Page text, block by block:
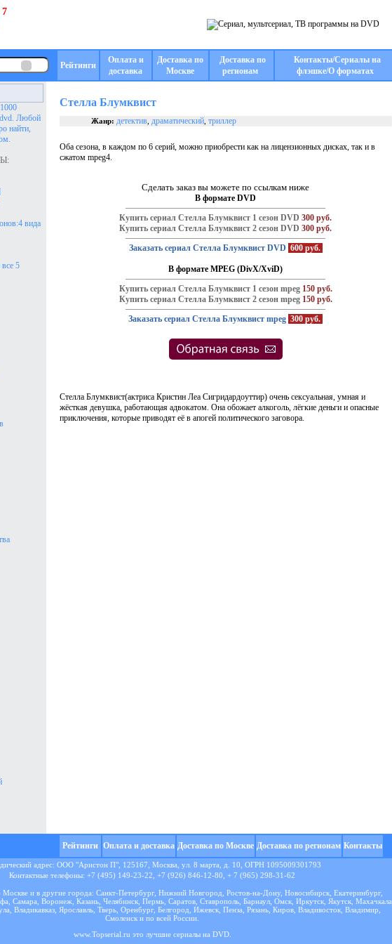
7
Рейтинги
Оплата и
доставка
Доставка по
Москве
Доставка по
регионам
Контакты/Сериалы на
флэшке/О форматах
dvd. Любой
найти,
вида
5
Стелла Блумквист
Жанр: детектив, драматический, триллер
Оба сезона, в каждом по 6 серий, можно приобрести как на лицензионных дисках, так и в
сжатом mpeg4.
Сделать заказ вы можете по ссылкам ниже
В формате DVD
Купить сериал Стелла Блумквист 1 сезон DVD 300 руб.
Купить сериал Стелла Блумквист 2 сезон DVD 300 руб.
Заказать сериал Стелла Блумквист DVD 600 руб.
В формате MPEG (DivX/XviD)
Купить сериал Стелла Блумквист 1 сезон mpeg150 руб.
Купить сериал Стелла Блумквист 2 сезон mpeg150 руб.
Заказать сериал Стелла Блумквист mpeg 300 руб.
Стелла Блумквист(актриса Кристин Леа Сигридардоуттир) очень сексуальная, умная и
жёсткая девушка, работающая адвокатом. Она обожает алкоголь, лёгкие деньги и опасные
приключения, которые приводят её в апогей политического заговора.
Рейтинги Оплата и доставка Доставка по Москве Доставка по регионам Контакты
адрес: ООО "Аристон П", 125167, Москва, ул. 8 марта, д. 10, ОГРН 1095009301793
Контактные телефоны: +7 (495) 149-23-22, +7 (926) 846-12-80, + 7 (965) 298-31-62
Москве и в другие города: Санкт-Петербург, Нижний Новгород, Ростов-на-Дону, Новосибирск, Екатеринбург,
Самара, Воронеж, Казань, Челябинск, Пермь, Саратов, Ставрополь, Барнаул, Омск, Иркутск, Якутск, Махачкала,
Владикавказ, Ярославль, Тверь, Оренбург, Белгород, Ижевск, Пенза, Рязань, Киров, Владивосток, Владимир,
Смоленск и по всей России.
www.Topserial.ru это лучшие сериалына DVD.